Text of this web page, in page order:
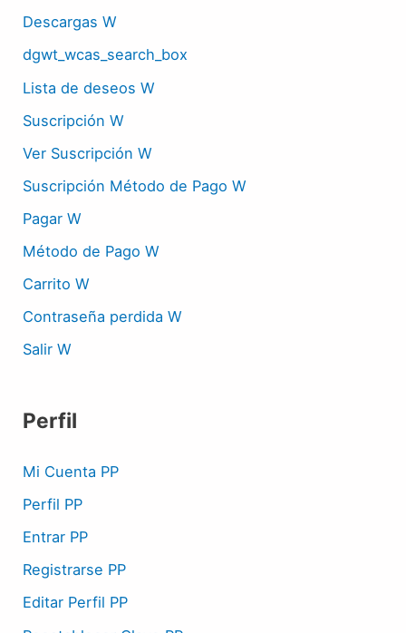
Descargas W
dgwt_wcas_search_box
Lista de deseos W
Suscripción W
Ver Suscripción W
Suscripción Método de Pago W
Pagar W
Método de Pago W
Carrito W
Contraseña perdida W
Salir W
Perfil
Mi Cuenta PP
Perfil PP
Entrar PP
Registrarse PP
Editar Perfil PP